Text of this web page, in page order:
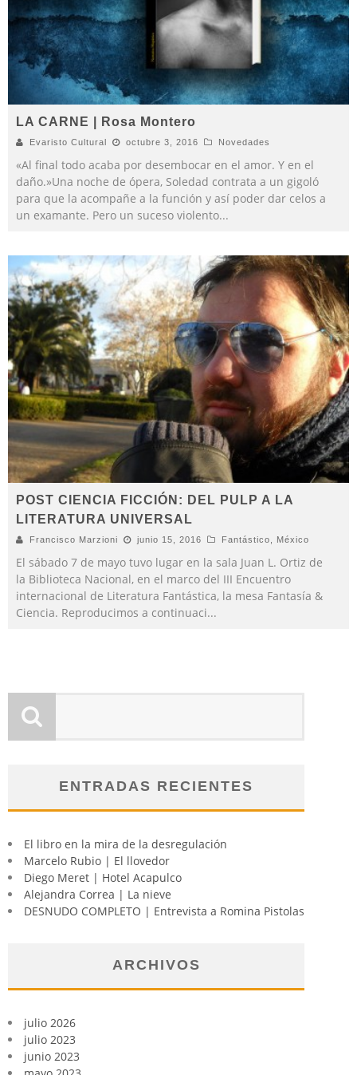
LA CARNE | Rosa Montero
Evaristo Cultural octubre 3, 2016 Novedades
«Al final todo acaba por desembocar en el amor. Y en el
daño.»Una noche de ópera, Soledad contrata a un gigoló
para que la acompañe a la función y así poder dar celos a
un examante. Pero un suceso violento...
POST CIENCIA FICCIÓN: DEL PULP A LA
LITERATURA UNIVERSAL
Francisco Marzioni junio 15, 2016 Fantástico México
El sábado 7 de mayo tuvo lugar en la sala Juan L. Ortiz de
la Biblioteca Nacional, en el marco del III Encuentro
internacional de Literatura Fantástica, la mesa Fantasía &
Ciencia. Reproducimos a continuaci...
ENTRADAS RECIENTES
El libro en la mira de la desregulación
Marcelo Rubio | El llovedor
Diego Meret | Hotel Acapulco
Alejandra Correa | La nieve
DESNUDO COMPLETO | Entrevista a Romina Pistolas
ARCHIVOS
julio 2026
julio 2023
junio 2023